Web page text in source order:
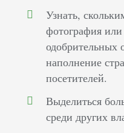
Узнать,
фотография
одобрительных
наполнение
посетителей.
Выделиться
среди других